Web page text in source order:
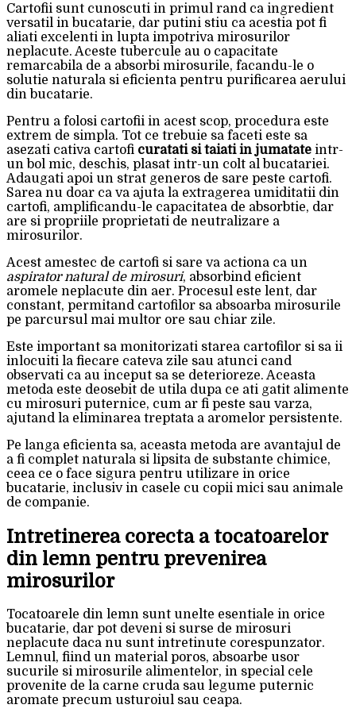
Cartofii sunt cunoscuti in primul rand ca ingredient
versatil in bucatarie, dar putini stiu ca acestia pot fi
aliati excelenti in lupta impotriva mirosurilor
neplacute. Aceste tubercule au o capacitate
remarcabila de a absorbi mirosurile, facandu-le o
solutie naturala si eficienta pentru purificarea aerului
din bucatarie.
Pentru a folosi cartofii in acest scop, procedura este
extrem de simpla. Tot ce trebuie sa faceti este sa
asezati cativa cartofi curatati si taiati in jumatate intr-
un bol mic, deschis, plasat intr-un colt al bucatariei.
Adaugati apoi un strat generos de sare peste cartofi.
Sarea nu doar ca va ajuta la extragerea umiditatii din
cartofi, amplificandu-le capacitatea de absorbtie, dar
are si propriile proprietati de neutralizare a
mirosurilor.
Acest amestec de cartofi si sare va actiona ca un
aspirator natural de mirosuri, absorbind eficient
aromele neplacute din aer. Procesul este lent, dar
constant, permitand cartofilor sa absoarba mirosurile
pe parcursul mai multor ore sau chiar zile.
Este important sa monitorizati starea cartofilor si sa ii
inlocuiti la fiecare cateva zile sau atunci cand
observati ca au inceput sa se deterioreze. Aceasta
metoda este deosebit de utila dupa ce ati gatit alimente
cu mirosuri puternice, cum ar fi peste sau varza,
ajutand la eliminarea treptata a aromelor persistente.
Pe langa eficienta sa, aceasta metoda are avantajul de
a fi complet naturala si lipsita de substante chimice,
ceea ce o face sigura pentru utilizare in orice
bucatarie, inclusiv in casele cu copii mici sau animale
de companie.
Intretinerea corecta a tocatoarelor
din lemn pentru prevenirea
mirosurilor
Tocatoarele din lemn sunt unelte esentiale in orice
bucatarie, dar pot deveni si surse de mirosuri
neplacute daca nu sunt intretinute corespunzator.
Lemnul, fiind un material poros, absoarbe usor
sucurile si mirosurile alimentelor, in special cele
provenite de la carne cruda sau legume puternic
aromate precum usturoiul sau ceapa.